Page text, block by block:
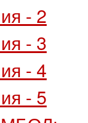
- 2
- 3
- 4
- 5